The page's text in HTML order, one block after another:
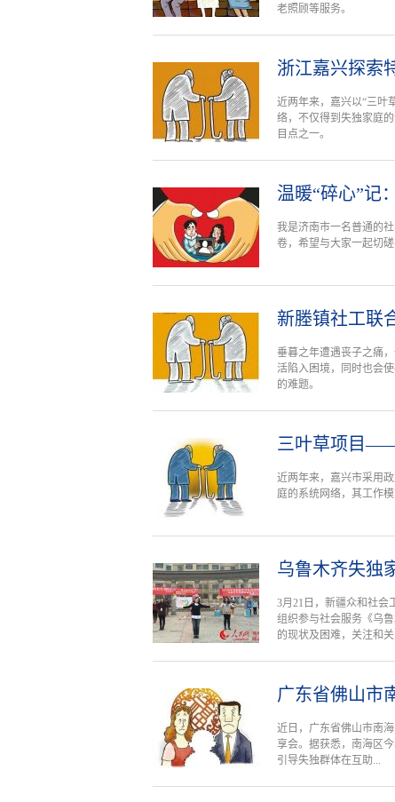
老照顾等服务。
浙江嘉兴探索
近两年来，嘉兴以“三叶
络，不仅得到失独家庭
目点之一。
温暖“碎心”记
我是济南市一名普通的
卷，希望与大家一起切磋
新塍镇社工联
垂暮之年遭遇丧子之痛
活陷入困境，同时也会
的难题。
三叶草项目
近两年来，嘉兴市采用
庭的系统网络，其工作
乌鲁木齐失独
3月21日，新疆众和社会
组织参与社会服务《乌
的现状及困难，关注和关
广东省佛山市
近日，广东省佛山市南
享会。据获悉，南海区
引导失独群体在互助...